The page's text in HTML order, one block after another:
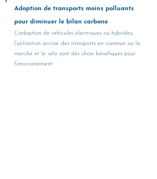
Adoption de transports moins polluants
pour diminuer le bilan carbone
L'adoption de véhicules électriques ou hybrides,
l'utilisation accrue des transports en commun ou la
marche et le vélo sont des choix bénéfiques pour
l'environnement.